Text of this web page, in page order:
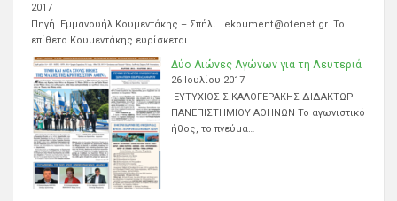
2017
Πηγή Εμμανουήλ Κουμεντάκης – Σπήλι. ekoument@otenet.gr Το
επίθετο Κουμεντάκης ευρίσκεται…
Δύο Αιώνες Αγώνων για τη Λευτεριά
26 Ιουλίου 2017
ΕΥΤΥΧΙΟΣ Σ.ΚΑΛΟΓΕΡΑΚΗΣ ΔΙΔΑΚΤΩΡ
ΠΑΝΕΠΙΣΤΗΜΙΟΥ ΑΘΗΝΩΝ Το αγωνιστικό
ήθος, το πνεύμα…